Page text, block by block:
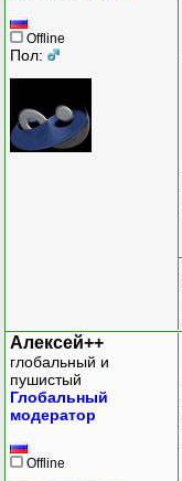
Offline
Пол:
Алексей++
глобальный и
пушистый
Глобальный
модератор
Offline